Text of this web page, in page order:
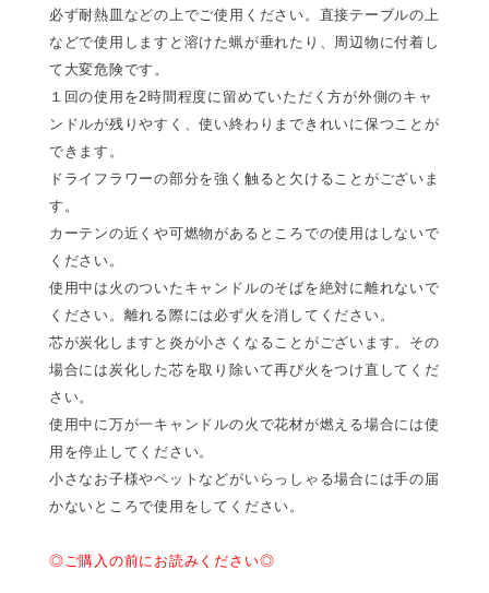
必ず耐熱皿などの上でご使用ください。直接テーブルの上
などで使用しますと溶けた蝋が垂れたり、周辺物に付着し
て大変危険です。
１回の使用を2時間程度に留めていただく方が外側のキャ
ンドルが残りやすく、使い終わりまできれいに保つことが
できます。
ドライフラワーの部分を強く触ると欠けることがございま
す。
カーテンの近くや可燃物があるところでの使用はしないで
ください。
使用中は火のついたキャンドルのそばを絶対に離れないで
ください。離れる際には必ず火を消してください。
芯が炭化しますと炎が小さくなることがございます。その
場合には炭化した芯を取り除いて再び火をつけ直してくだ
さい。
使用中に万が一キャンドルの火で花材が燃える場合には使
用を停止してください。
小さなお子様やペットなどがいらっしゃる場合には手の届
かないところで使用をしてください。
◎ご購入の前にお読みください◎